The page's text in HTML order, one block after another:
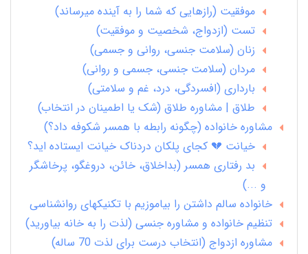
موفقیت (رازهایی که شما را به آینده میرساند)
تست (ازدواج، شخصیت و موفقیت)
زنان (سلامت جنسی، روانی و جسمی)
مردان (سلامت جنسی، جسمی و روانی)
بارداری (افسردگی، درد، غم و سلامتی)
طلاق | مشاوره طلاق (شک یا اطمینان در انتخاب)
مشاوره خانواده (چگونه رابطه با همسر شکوفه داد؟)
خیانت 💔 کجای پلکان دردناک خیانت ایستاده اید؟
بد رفتاری همسر (بداخلاق، خائن، دروغگو، پرخاشگر
و ...)
خانواده سالم داشتن را بیاموزیم با تکنیکهای روانشناسی
تنظیم خانواده و مشاوره جنسی (لذت را به خانه بیاورید)
مشاوره ازدواج (انتخاب درست برای لذت 70 ساله)